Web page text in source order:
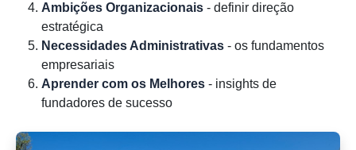
Ambições Organizacionais - definir direção
estratégica
Necessidades Administrativas - os fundamentos
empresariais
Aprender com os Melhores - insights de
fundadores de sucesso